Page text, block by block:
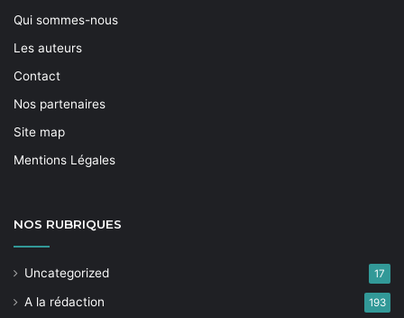
Qui sommes-nous
Les auteurs
Contact
Nos partenaires
Site map
Mentions Légales
NOS RUBRIQUES
Uncategorized 17
A la rédaction 193